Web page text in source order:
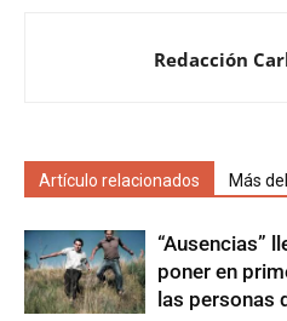
Redacción
Artículo relacionados Más
“Ausencias”
poner en
las personas